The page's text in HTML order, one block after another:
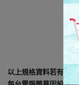
以上規格資料若有任